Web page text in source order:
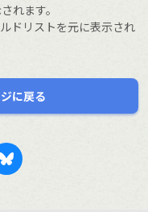
れます。
ドリストを元に表示され
に戻る